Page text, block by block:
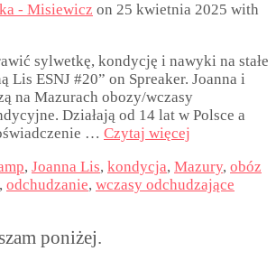
- Misiewicz on 25 kwietnia 2025 with
sylwetkę, kondycję i nawyki na stałe
Lis ESNJ #20” on Spreaker. Joanna i
na Mazurach obozy/wczasy
Działają od 14 lat w Polsce a
… Czytaj więcej
, Joanna Lis, kondycja, Mazury, obóz
, odchudzanie, wczasy odchudzające
poniżej.